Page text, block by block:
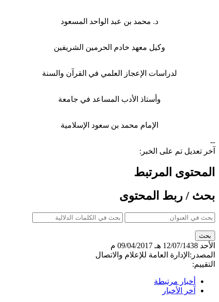
د. محمد بن عبد الواحد المسعود
وكيل معهد خادم الحرمين الشريفين
لدراسات الإعجاز العلمي في القرآن والسنة
وأستاذ الأدب المساعد في جامعة
الإمام محمد بن سعود الإسلامية​
تم على الخبر:
المرتبط
/ ربط المحتوى
07/1438 هـ
09/04/2017 م
الإدارة العامة للإعلام والاتصال
أخبار مرتبطة
آخر الأخبار